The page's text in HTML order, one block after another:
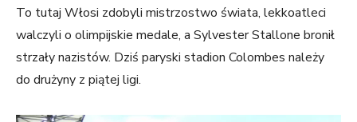
To tutaj Włosi zdobyli mistrzostwo świata, lekkoatleci
walczyli o olimpijskie medale, a Sylvester Stallone bronił
strzały nazistów. Dziś paryski stadion Colombes należy
do drużyny z piątej ligi.